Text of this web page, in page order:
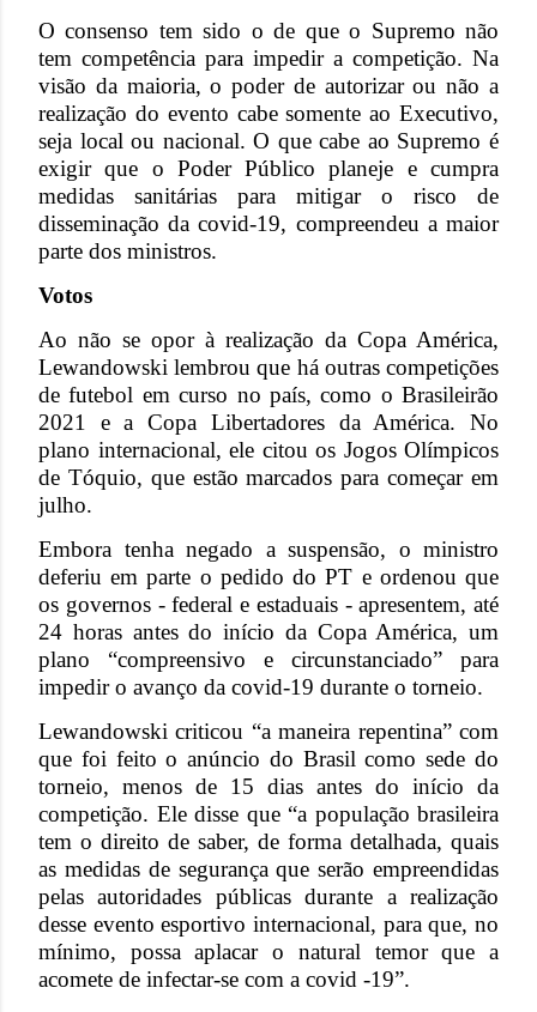
O consenso tem sido o de que o Supremo não
tem competência para impedir a competição. Na
visão da maioria, o poder de autorizar ou não a
realização do evento cabe somente ao Executivo,
seja local ou nacional. O que cabe ao Supremo é
exigir que o Poder Público planeje e cumpra
medidas sanitárias para mitigar o risco de
disseminação da covid-19, compreendeu a maior
parte dos ministros.
Votos
Ao não se opor à realização da Copa América,
Lewandowski lembrou que há outras competições
de futebol em curso no país, como o Brasileirão
2021 e a Copa Libertadores da América. No
plano internacional, ele citou os Jogos Olímpicos
de Tóquio, que estão marcados para começar em
julho.
Embora tenha negado a suspensão, o ministro
deferiu em parte o pedido do PT e ordenou que
os governos - federal e estaduais - apresentem, até
24 horas antes do início da Copa América, um
plano “compreensivo e circunstanciado” para
impedir o avanço da covid-19 durante o torneio.
Lewandowski criticou “a maneira repentina” com
que foi feito o anúncio do Brasil como sede do
torneio, menos de 15 dias antes do início da
competição. Ele disse que “a população brasileira
tem o direito de saber, de forma detalhada, quais
as medidas de segurança que serão empreendidas
pelas autoridades públicas durante a realização
desse evento esportivo internacional, para que, no
mínimo, possa aplacar o natural temor que a
acomete de infectar-se com a covid -19”.